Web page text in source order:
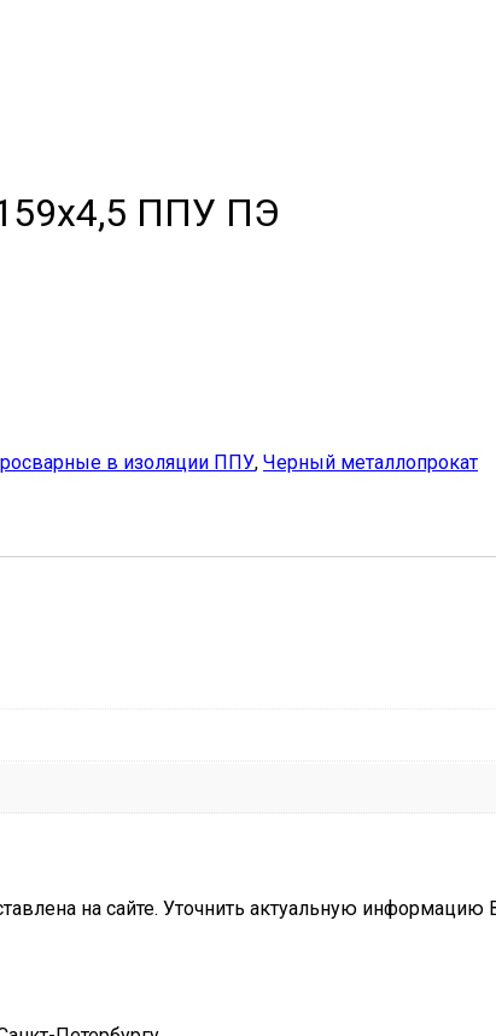
ППУ ПЭ
в изоляции ППУ, Черный металлопрокат
на сайте. Уточнить актуальную